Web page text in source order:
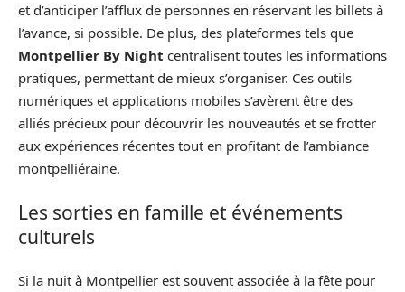
et d’anticiper l’afflux de personnes en réservant les billets à
l’avance, si possible. De plus, des plateformes tels que
Montpellier By Night centralisent toutes les informations
pratiques, permettant de mieux s’organiser. Ces outils
numériques et applications mobiles s’avèrent être des
alliés précieux pour découvrir les nouveautés et se frotter
aux expériences récentes tout en profitant de l’ambiance
montpelliéraine.
Les sorties en famille et événements
culturels
Si la nuit à Montpellier est souvent associée à la fête pour